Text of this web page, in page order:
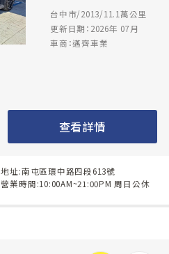
台中市/2013/11.1萬公里
更新日期：2026年 07月
車商：邁齊車業
查看詳情
地址:南屯區環中路四段613號
營業時間:10:00AM~21:00PM 周日公休